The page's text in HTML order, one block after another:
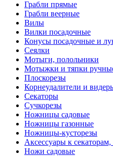
Грабли прямые
Грабли веерные
Вилы
Вилки посадочные
Конусы посадочные и
Сеялки
Мотыги, полольники
Мотыжки и тяпки
Плоскорезы
Корнеудалители и
Секаторы
Сучкорезы
Ножницы садовые
Ножницы газонные
Ножницы-кусторезы
Аксессуары к секаторам,
Ножи садовые